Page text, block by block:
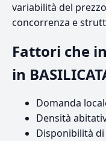
variabilità del
concorrenza e
Fattori che
in
Domanda
Densità
Disponibilità